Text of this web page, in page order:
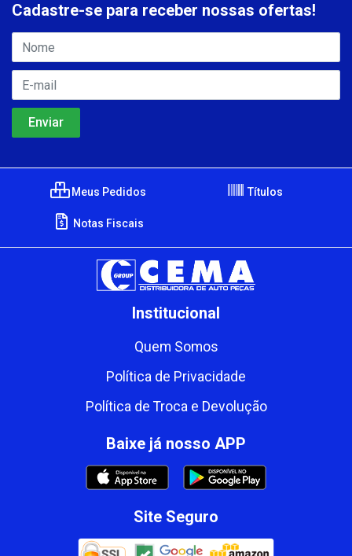
Cadastre-se para receber nossas ofertas!
Meus Pedidos Títulos
Notas Fiscais
Institucional
Quem Somos
Política de Privacidade
Política de Troca e Devolução
Baixe já nosso APP
Site Seguro